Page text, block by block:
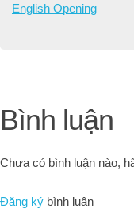
English Opening
Bình luận
Chưa có bình luận nào,
Đăng ký bình luận